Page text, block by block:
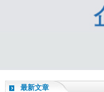
最新文章